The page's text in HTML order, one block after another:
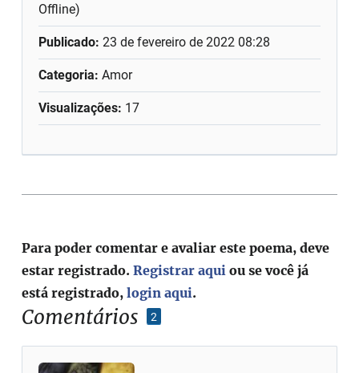
Offline)
Publicado:23 de fevereiro de 2022 08:28
Categoria: Amor
Visualizações: 17
Comentários 2
Para poder comentar e avaliar este poema, deve
estar registrado.Registrar aqui ou se você já
está registrado,login aqui.